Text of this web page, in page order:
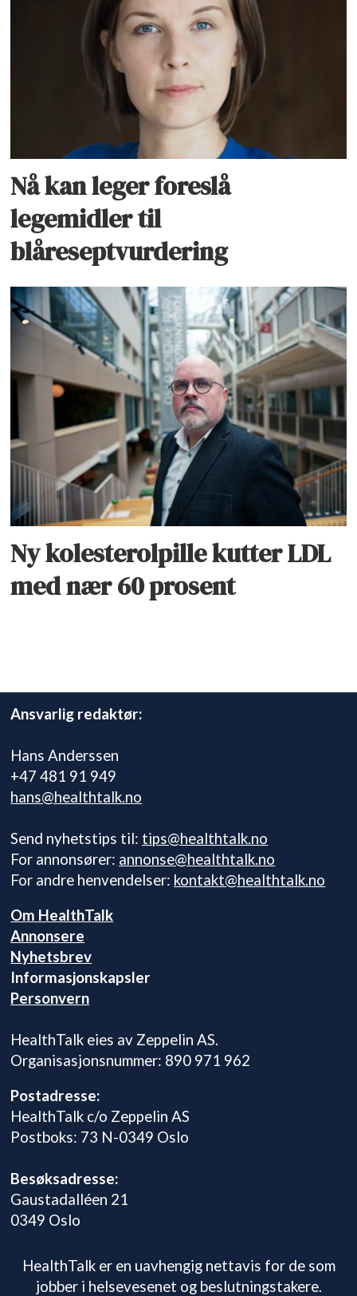
Nå kan leger foreslå
legemidler til
blåreseptvurdering
Ny kolesterolpille kutter LDL
med nær 60 prosent
Ansvarlig redaktør:
Hans Anderssen
+47 481 91 949
hans@healthtalk.no
Send nyhetstips til: tips@healthtalk.no
For annonsører: annonse@healthtalk.no
For andre henvendelser: kontakt@healthtalk.no
Om HealthTalk
Annonsere
Nyhetsbrev
Informasjonskapsler
Personvern
HealthTalk eies av Zeppelin AS.
Organisasjonsnummer: 890 971 962
Postadresse:
HealthTalk c/o Zeppelin AS
Postboks: 73 N-0349 Oslo
Besøksadresse:
Gaustadalléen 21
0349 Oslo
HealthTalk er en uavhengig nettavis for de som
jobber i helsevesenet og beslutningstakere.